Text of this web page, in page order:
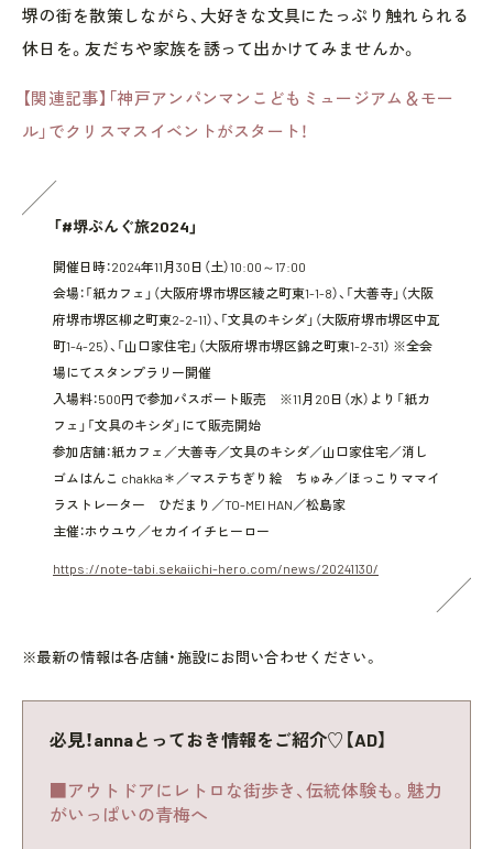
堺の街を散策しながら、大好きな文具にたっぷり触れられる
休日を。友だちや家族を誘って出かけてみませんか。
【関連記事】「神戸アンパンマンこどもミュージアム＆モー
ル」でクリスマスイベントがスタート！
「#堺ぶんぐ旅2024」
開催日時：2024年11月30日（土）10:00～17:00
会場：「紙カフェ」（大阪府堺市堺区綾之町東1-1-8）、「大善寺」（大阪
府堺市堺区柳之町東2-2-11）、「文具のキシダ」（大阪府堺市堺区中瓦
町1-4-25）、「山口家住宅」（大阪府堺市堺区錦之町東1-2-31） ※全会
場にてスタンプラリー開催
入場料：500円で参加パスポート販売 ※11月20日（水）より「紙カ
フェ」「文具のキシダ」にて販売開始
参加店舗：紙カフェ／大善寺／文具のキシダ／山口家住宅／消し
ゴムはんこ chakka＊／マステちぎり絵 ちゅみ／ほっこりママイ
ラストレーター ひだまり／TO-MEI HAN／松島家
主催：ホウユウ／セカイイチヒーロー
https://note-tabi.sekaiichi-hero.com/news/20241130/
※最新の情報は各店舗・施設にお問い合わせください。
必見！annaとっておき情報をご紹介♡【AD】
■アウトドアにレトロな街歩き、伝統体験も。魅力
がいっぱいの青梅へ